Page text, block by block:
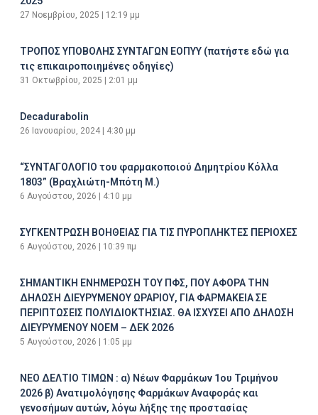
27 Νοεμβρίου, 2025 12:19 μμ
ΤΡΟΠΟΣ ΥΠΟΒΟΛΗΣ ΣΥΝΤΑΓΩΝ ΕΟΠΥΥ (πατήστε εδώ για
τις επικαιροποιημένες οδηγίες)
31 Οκτωβρίου, 2025 2:01 μμ
Decadurabolin
26 Ιανουαρίου, 2024 4:30 μμ
“ΣΥΝΤΑΓΟΛΟΓΙΟ του φαρμακοποιού Δημητρίου Κόλλα
1803” (Βραχλιώτη-Μπότη Μ.)
6 Αυγούστου, 2026 4:10 μμ
ΣΥΓΚΕΝΤΡΩΣΗ ΒΟΗΘΕΙΑΣ ΓΙΑ ΤΙΣ ΠΥΡΟΠΛΗΚΤΕΣ ΠΕΡΙΟΧΕΣ
6 Αυγούστου, 2026 10:39 πμ
ΣΗΜΑΝΤΙΚΗ ΕΝΗΜΕΡΩΣΗ ΤΟΥ ΠΦΣ, ΠΟΥ ΑΦΟΡΑ ΤΗΝ
ΔΗΛΩΣΗ ΔΙΕΥΡΥΜΕΝΟΥ ΩΡΑΡΙΟΥ, ΓΙΑ ΦΑΡΜΑΚΕΙΑ ΣΕ
ΠΕΡΙΠΤΩΣΕΙΣ ΠΟΛΥΙΔΙΟΚΤΗΣΙΑΣ. ΘΑ ΙΣΧΥΣΕΙ ΑΠΟ ΔΗΛΩΣΗ
ΔΙΕΥΡΥΜΕΝΟΥ ΝΟΕΜ – ΔΕΚ 2026
5 Αυγούστου, 2026 1:05 μμ
ΝΕΟ ΔΕΛΤΙΟ ΤΙΜΩΝ : α) Νέων Φαρμάκων 1ου Τριμήνου
2026 β) Ανατιμολόγησης Φαρμάκων Αναφοράς και
γενοσήμων αυτών, λόγω λήξης της προστασίας